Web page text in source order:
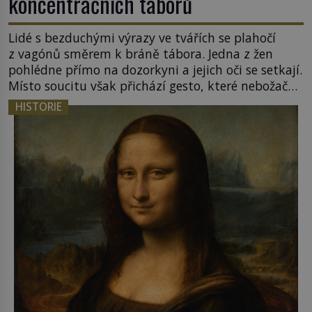
Lidé s bezduchými výrazy ve tvářích se plahočí
z vagónů směrem k bráně tábora. Jedna z žen
pohlédne přímo na dozorkyni a jejich oči se setkají.
Místo soucitu však přichází gesto, které nebožačku
posílá rovnou do plynové komory. Jména jako
Rudolf Höss (1901–1947), Josef Mengele (1911–
1979) či Heinrich Himmler (1900–1945) zná každý,
o koho se historie jen otřela. Jenže […]
HISTORIE